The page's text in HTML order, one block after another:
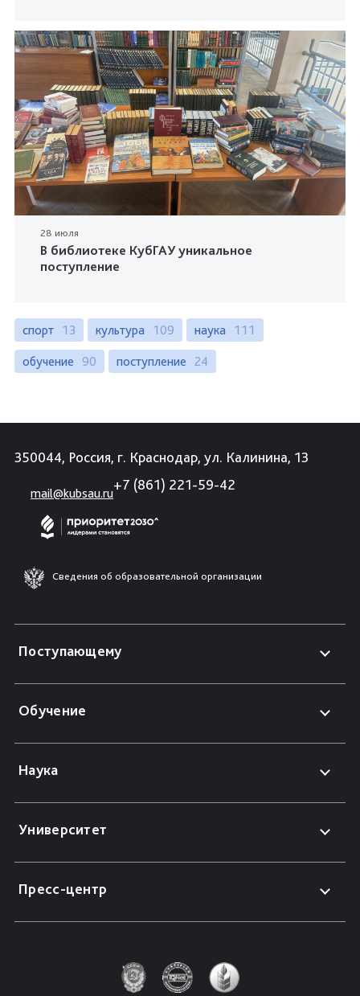
28 июля
В библиотеке КубГАУ уникальное
поступление
спорт 13 культура 109 наука 111
обучение 90 поступление 24
350044, Россия, г. Краснодар, ул. Калинина, 13
mail@kubsau.ru
+7 (861) 221-59-42
Сведения об образовательной организации
Поступающему
Обучение
Наука
Университет
Пресс-центр